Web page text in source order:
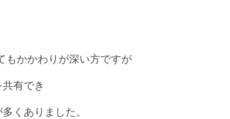
もかかわりが深い方ですが
有でき
くありました。